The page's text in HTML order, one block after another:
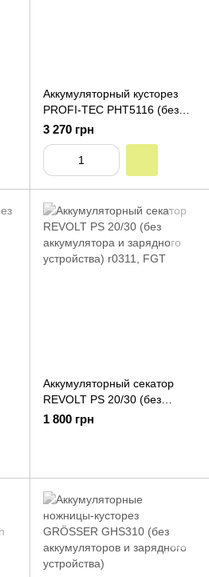
Аккумуляторный кусторез
PROFI-TEC PHT5116 (без
аккумулятора и зарядного
устройства)
3 270 грн
Аккумуляторный секатор
REVOLT PS 20/30 (без
аккумулятора и зарядного
1 800 грн